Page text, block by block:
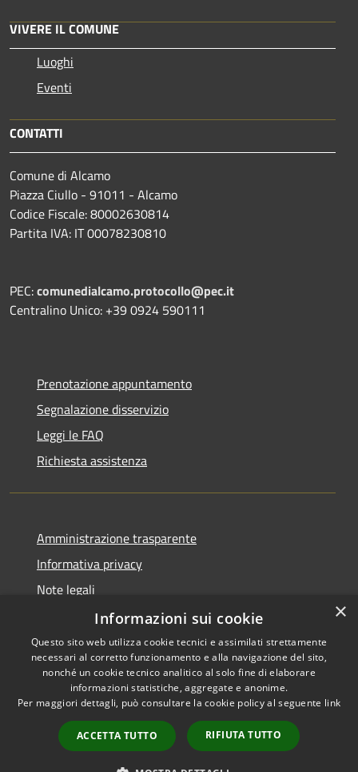
VIVERE IL COMUNE
Luoghi
Eventi
CONTATTI
Comune di Alcamo
Piazza Ciullo - 91011 - Alcamo
Codice Fiscale: 80002630814
Partita IVA: IT 00078230810
PEC:comunedialcamo.protocollo@pec.it
Centralino Unico: +39 0924 590111
Prenotazione appuntamento
Segnalazione disservizio
Leggi le FAQ
Richiesta assistenza
Amministrazione trasparente
Informativa privacy
Note legali
Dichiarazione di accessibilità
RSS
Accessibilità
Copyright © 2026 • Comune di
Alcamo • Powered by
Municipium•
Accesso
redazione
×
Informazioni sui cookie
Questo sito web utilizza cookie tecnici e assimilati strettamente
necessari al corretto funzionamento e alla navigazione del sito,
nonché un cookie tecnico analitico al solo fine di elaborare
informazioni statistiche, aggregate e anonime.
Per maggiori dettagli, può consultare la cookie policy al seguente link
ACCETTA TUTTO RIFIUTA TUTTO